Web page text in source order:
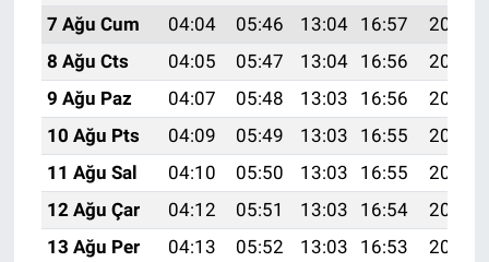
7 Ağu Cum
04:04 05:46 13:04 16:57
20:11
8 Ağu Cts
04:05 05:47 13:04 16:56
20:10
9 Ağu Paz
04:07 05:48 13:03 16:56
20:09
10 Ağu Pts
04:09 05:49 13:03 16:55
20:07
11 Ağu Sal
04:10 05:50 13:03 16:55
20:06
12 Ağu Çar
04:12 05:51 13:03 16:54
20:05
13 Ağu Per
04:13 05:52 13:03 16:53
20:03